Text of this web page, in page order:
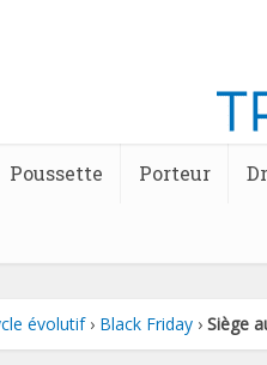
Poussette Porteur
évolutif› Black Friday › Siège